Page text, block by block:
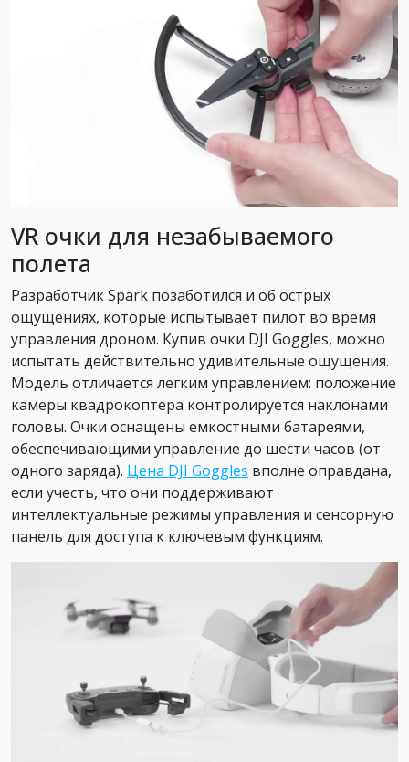
VR очки для незабываемого
полета
Разработчик Spark позаботился и об острых
ощущениях, которые испытывает пилот во время
управления дроном. Купив очки DJI Goggles, можно
испытать действительно удивительные ощущения.
Модель отличается легким управлением: положение
камеры квадрокоптера контролируется наклонами
головы. Очки оснащены емкостными батареями,
обеспечивающими управление до шести часов (от
одного заряда). Цена DJI Goggles вполне оправдана,
если учесть, что они поддерживают
интеллектуальные режимы управления и сенсорную
панель для доступа к ключевым функциям.